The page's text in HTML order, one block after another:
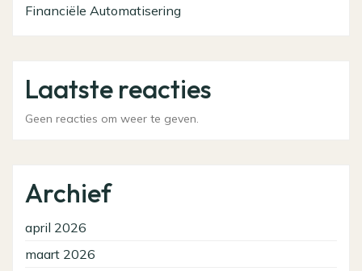
Financiële Automatisering
Laatste reacties
Geen reacties om weer te geven.
Archief
april 2026
maart 2026